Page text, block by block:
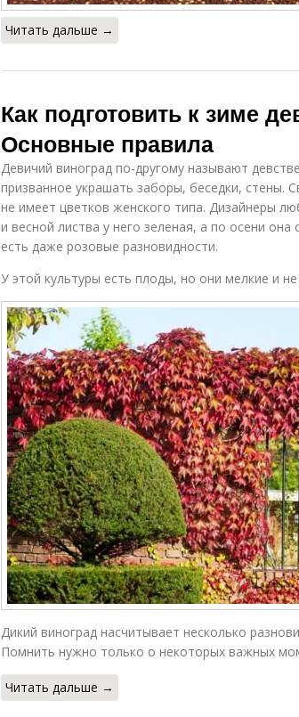
Читать дальше →
Как подготовить к зиме
Основные правила
Девичий виноград по-другому называют
призванное украшать заборы, беседки, стены.
не имеет цветков женского типа. Дизайнеры
и весной листва у него зеленая, а по осени
есть даже розовые разновидности.
У этой культуры есть плоды, но они мелкие и
Дикий виноград насчитывает несколько
Помнить нужно только о некоторых важных
Читать дальше →